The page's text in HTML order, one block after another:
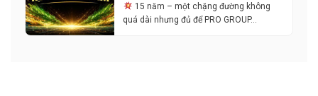
15 năm – một chặng đường không
quá dài nhưng đủ để PRO GROUP…